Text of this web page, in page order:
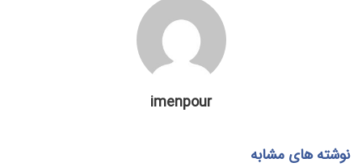
imenpour
نوشته های مشابه